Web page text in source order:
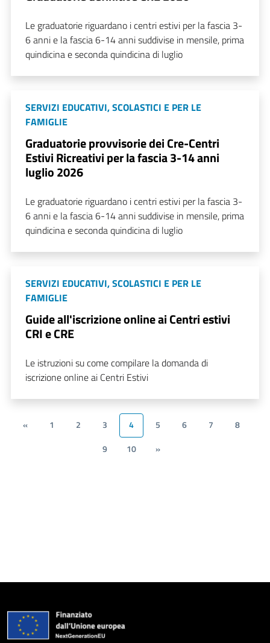
Le graduatorie riguardano i centri estivi per la fascia 3-
6 anni e la fascia 6-14 anni suddivise in mensile, prima
quindicina e seconda quindicina di luglio
SERVIZI EDUCATIVI, SCOLASTICI E PER LE
FAMIGLIE
Graduatorie provvisorie dei Cre-Centri
Estivi Ricreativi per la fascia 3-14 anni
luglio 2026
Le graduatorie riguardano i centri estivi per la fascia 3-
6 anni e la fascia 6-14 anni suddivise in mensile, prima
quindicina e seconda quindicina di luglio
SERVIZI EDUCATIVI, SCOLASTICI E PER LE
FAMIGLIE
Guide all'iscrizione online ai Centri estivi
CRI e CRE
Le istruzioni su come compilare la domanda di
iscrizione online ai Centri Estivi
« 1 2 3 4 5 6 7
8
9
10 »